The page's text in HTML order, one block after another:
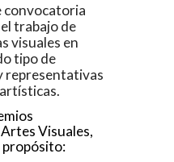
convocatoria
trabajo de
visuales en
tipo de
representativas
Visuales,
propósito: